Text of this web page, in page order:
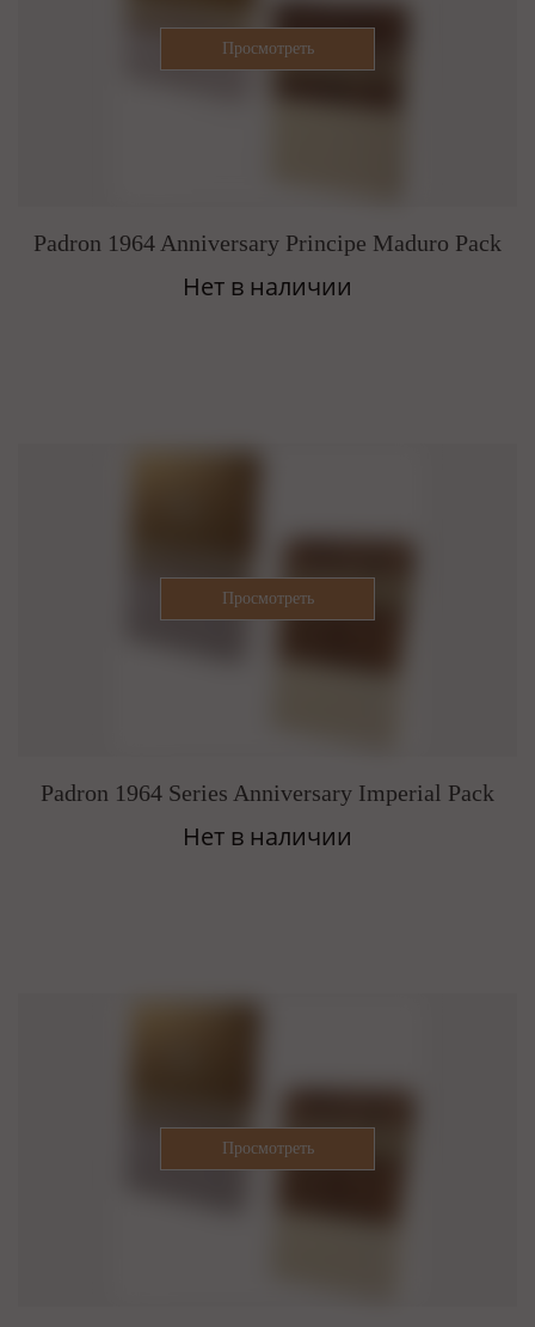
Padron 1964 Anniversary Principe Maduro Pack
Нет в наличии
Padron 1964 Series Anniversary Imperial Pack
Нет в наличии